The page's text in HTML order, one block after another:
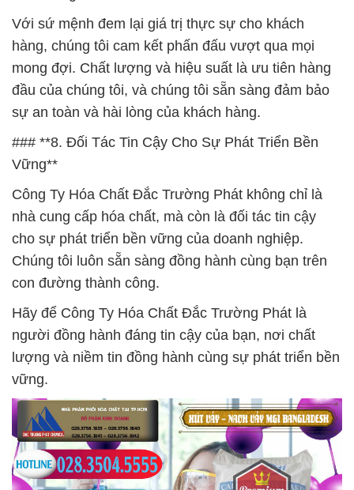
Với sứ mệnh đem lại giá trị thực sự cho khách
hàng, chúng tôi cam kết phấn đấu vượt qua mọi
mong đợi. Chất lượng và hiệu suất là ưu tiên hàng
đầu của chúng tôi, và chúng tôi sẵn sàng đảm bảo
sự an toàn và hài lòng của khách hàng.
### **8. Đối Tác Tin Cậy Cho Sự Phát Triển Bền
Vững**
Công Ty Hóa Chất Đắc Trường Phát không chỉ là
nhà cung cấp hóa chất, mà còn là đối tác tin cậy
cho sự phát triển bền vững của doanh nghiệp.
Chúng tôi luôn sẵn sàng đồng hành cùng bạn trên
con đường thành công.
Hãy để Công Ty Hóa Chất Đắc Trường Phát là
người đồng hành đáng tin cậy của bạn, nơi chất
lượng và niềm tin đồng hành cùng sự phát triển bền
vững.